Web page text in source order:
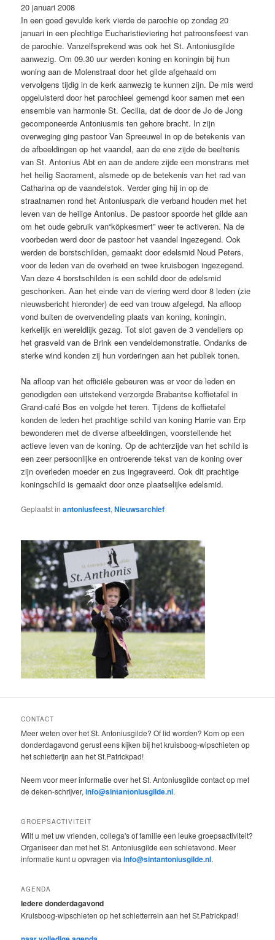
20 januari 2008
In een goed gevulde kerk vierde de parochie op zondag 20
januari in een plechtige Eucharistieviering het patroonsfeest van
de parochie. Vanzelfsprekend was ook het St. Antoniusgilde
aanwezig. Om 09.30 uur werden koning en koningin bij hun
woning aan de Molenstraat door het gilde afgehaald om
vervolgens tijdig in de kerk aanwezig te kunnen zijn. De mis werd
opgeluisterd door het parochieel gemengd koor samen met een
ensemble van harmonie St. Cecilia, dat de door de Jo de Jong
gecomponeerde Antoniusmis ten gehore bracht. In zijn
overweging ging pastoor Van Spreeuwel in op de betekenis van
de afbeeldingen op het vaandel, aan de ene zijde de beeltenis
van St. Antonius Abt en aan de andere zijde een monstrans met
het heilig Sacrament, alsmede op de betekenis van het rad van
Catharina op de vaandelstok. Verder ging hij in op de
straatnamen rond het Antoniuspark die verband houden met het
leven van de heilige Antonius. De pastoor spoorde het gilde aan
om het oude gebruik van“köpkesmert” weer te activeren. Na de
voorbeden werd door de pastoor het vaandel ingezegend. Ook
werden de borstschilden, gemaakt door edelsmid Noud Peters,
voor de leden van de overheid en twee kruisbogen ingezegend.
Van deze 4 borstschilden is een schild door de edelsmid
geschonken. Aan het einde van de viering werd door 8 leden (zie
nieuwsbericht hieronder) de eed van trouw afgelegd. Na afloop
vond buiten de overvendeling plaats van koning, koningin,
kerkelijk en wereldlijk gezag. Tot slot gaven de 3 vendeliers op
het grasveld van de Brink een vendeldemonstratie. Ondanks de
sterke wind konden zij hun vorderingen aan het publiek tonen.
Na afloop van het officiële gebeuren was er voor de leden en
genodigden een uitstekend verzorgde Brabantse koffietafel in
Grand-café Bos en volgde het teren. Tijdens de koffietafel
konden de leden het prachtige schild van koning Harrie van Erp
bewonderen met de diverse afbeeldingen, voorstellende het
actieve leven van de koning. Op de achterzijde van het schild is
een zeer persoonlijke en ontroerende tekst van de koning over
zijn overleden moeder en zus ingegraveerd. Ook dit prachtige
koningschild is gemaakt door onze plaatselijke edelsmid.
Geplaatst in antoniusfeest,Nieuwsarchief
CONTACT
Meer weten over het St. Antoniusgilde? Of lid worden? Kom op een
donderdagavond gerust eens kijken bij het kruisboog-wipschieten op
het schietterijn aan het St.Patrickpad!
Neem voor meer informatie over het St. Antoniusgilde contact op met
de deken-schrijver,info@sintantoniusgilde.nl.
GROEPSACTIVITEIT
Wilt u met uw vrienden, collega's of familie een leuke groepsactiviteit?
Organiseer dan met het St. Antoniusgilde een schietavond. Meer
informatie kunt u opvragen viainfo@sintantoniusgilde.nl.
AGENDA
Iedere donderdagavond
Kruisboog-wipschieten op het schietterrein aan het St.Patrickpad!